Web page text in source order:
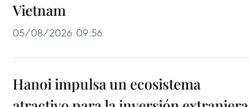
Vietnam
05/08/2026 09:56
Hanoi impulsa un ecosistema